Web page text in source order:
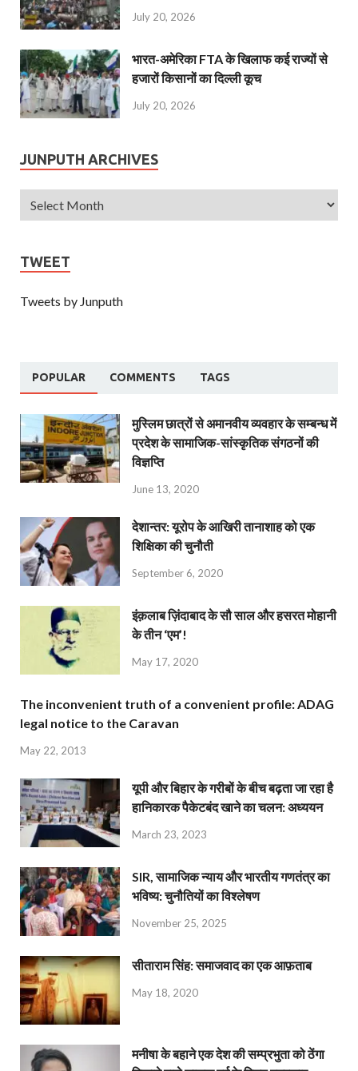
July 20, 2026
भारत-अमेरिका FTA के खिलाफ कई राज्यों से
हजारों किसानों का दिल्ली कूच
July 20, 2026
JUNPUTH ARCHIVES
TWEET
Tweets by Junputh
POPULAR COMMENTS TAGS
मुस्लिम छात्रों से अमानवीय व्यवहार के सम्बन्ध में
प्रदेश के सामाजिक-सांस्कृतिक संगठनों की
विज्ञप्ति
June 13, 2020
देशान्‍तर: यूरोप के आखिरी तानाशाह को एक
शिक्षिका की चुनौती
September 6, 2020
इंक़लाब ज़िंदाबाद के सौ साल और हसरत मोहानी
के तीन ‘एम’!
May 17, 2020
The inconvenient truth of a convenient profile: ADAG
legal notice to the Caravan
May 22, 2013
यूपी और बिहार के गरीबों के बीच बढ़ता जा रहा है
हानिकारक पैकेटबंद खाने का चलन: अध्ययन
March 23, 2023
SIR, सामाजिक न्याय और भारतीय गणतंत्र का
भविष्य: चुनौतियों का विश्लेषण
November 25, 2025
सीताराम सिंह: समाजवाद का एक आफ़ताब
May 18, 2020
मनीषा के बहाने एक देश की सम्प्रभुता को ठेंगा